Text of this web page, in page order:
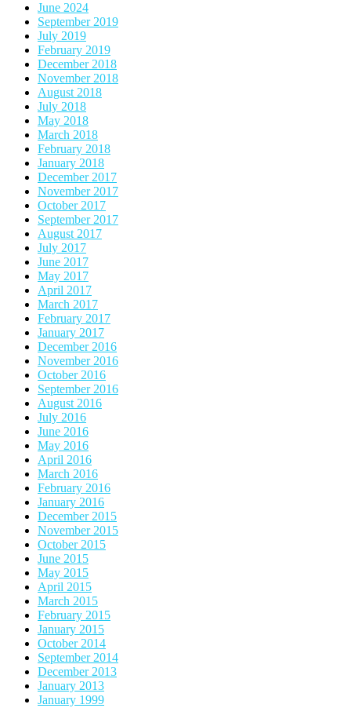
June 2024
September 2019
July 2019
February 2019
December 2018
November 2018
August 2018
July 2018
May 2018
March 2018
February 2018
January 2018
December 2017
November 2017
October 2017
September 2017
August 2017
July 2017
June 2017
May 2017
April 2017
March 2017
February 2017
January 2017
December 2016
November 2016
October 2016
September 2016
August 2016
July 2016
June 2016
May 2016
April 2016
March 2016
February 2016
January 2016
December 2015
November 2015
October 2015
June 2015
May 2015
April 2015
March 2015
February 2015
January 2015
October 2014
September 2014
December 2013
January 2013
January 1999